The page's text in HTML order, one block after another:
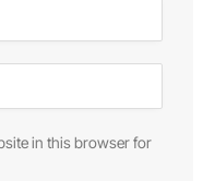
in this browser for